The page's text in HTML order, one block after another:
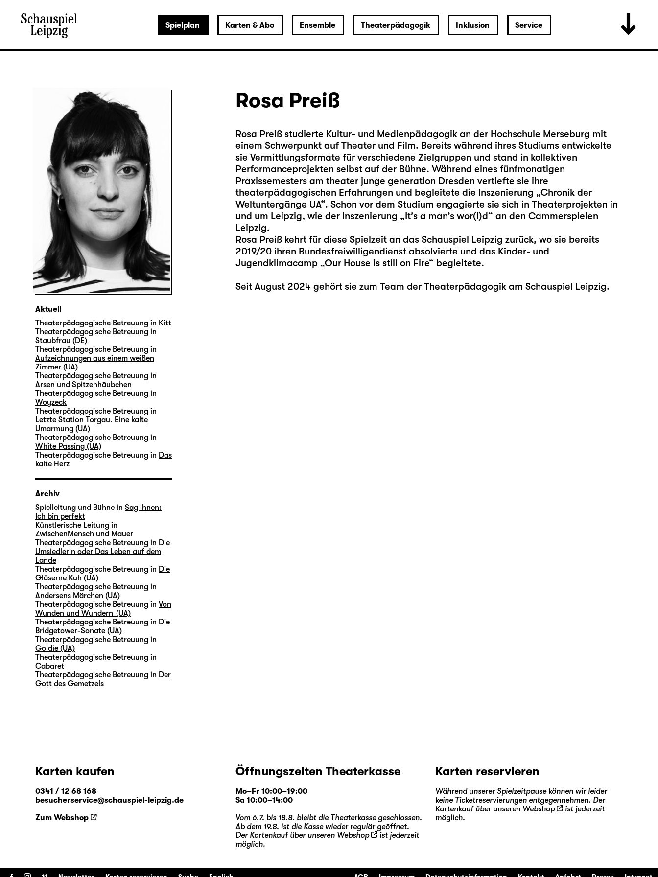
Spielplan Karten & Abo Ensemble Theaterpädagogik Inklusion Service
Rosa Preiß
Rosa Preiß studierte Kultur- und Medienpädagogik an der Hochschule Merseburg mit
einem Schwerpunkt auf Theater und Film. Bereits während ihres Studiums entwickelte
sie Vermittlungsformate für verschiedene Zielgruppen und stand in kollektiven
Performanceprojekten selbst auf der Bühne. Während eines fünfmonatigen
Praxissemesters am theater junge generation Dresden vertiefte sie ihre
theaterpädagogischen Erfahrungen und begleitete die Inszenierung „Chronik der
Weltuntergänge UA“. Schon vor dem Studium engagierte sie sich in Theaterprojekten in
und um Leipzig, wie der Inszenierung „It’s a man’s wor(l)d“ an den Cammerspielen
Leipzig.
Rosa Preiß kehrt für diese Spielzeit an das Schauspiel Leipzig zurück, wo sie bereits
2019/20 ihren Bundesfreiwilligendienst absolvierte und das Kinder- und
Jugendklimacamp „Our House is still on Fire“ begleitete.
Seit August 2024 gehört sie zum Team der Theaterpädagogik am Schauspiel Leipzig.
Aktuell
Theaterpädagogische Betreuung in Kitt
Theaterpädagogische Betreuung in
Staubfrau (DE)
Theaterpädagogische Betreuung in
Aufzeichnungen aus einem weißen
Zimmer (UA)
Theaterpädagogische Betreuung in
Arsen und Spitzenhäubchen
Theaterpädagogische Betreuung in
Woyzeck
Theaterpädagogische Betreuung in
Letzte Station Torgau. Eine kalte
Umarmung (UA)
Theaterpädagogische Betreuung in
White Passing (UA)
Theaterpädagogische Betreuung in Das
kalte Herz
Archiv
Spielleitung und Bühne in Sag ihnen:
Ich bin perfekt
Künstlerische Leitung in
ZwischenMensch und Mauer
Theaterpädagogische Betreuung in Die
Umsiedlerin oder Das Leben auf dem
Lande
Theaterpädagogische Betreuung in Die
Gläserne Kuh (UA)
Theaterpädagogische Betreuung in
Andersens Märchen (UA)
Theaterpädagogische Betreuung in Von
Wunden und Wundern (UA)
Theaterpädagogische Betreuung in Die
Bridgetower-Sonate (UA)
Theaterpädagogische Betreuung in
Goldie (UA)
Theaterpädagogische Betreuung in
Cabaret
Theaterpädagogische Betreuung in Der
Gott des Gemetzels
Karten kaufen
0341 / 12 68 168
besucherservice@schauspiel-leipzig.de
Zum Webshop
Öffnungszeiten Theaterkasse
Mo–Fr 10:00–19:00
Sa 10:00–14:00
Vom 6.7. bis 18.8. bleibt die Theaterkasse geschlossen.
Ab dem 19.8. ist die Kasse wieder regulär geöffnet.
Der Kartenkauf über unseren Webshop
ist jederzeit
möglich.
Karten reservieren
Während unserer Spielzeitpause können wir leider
keine Ticketreservierungen entgegennehmen. Der
Kartenkauf über unseren Webshop
ist jederzeit
möglich.